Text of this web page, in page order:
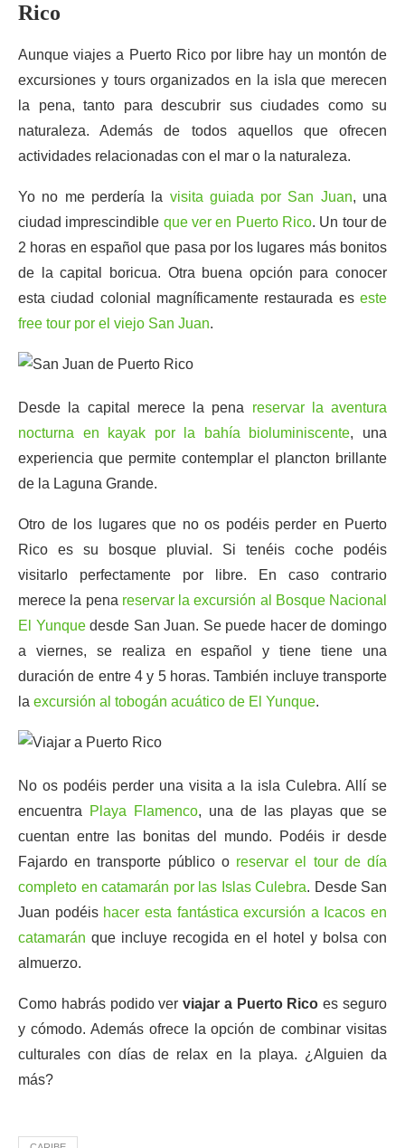
Rico
Aunque viajes a Puerto Rico por libre hay un montón de
excursiones y tours organizados en la isla que merecen
la pena, tanto para descubrir sus ciudades como su
naturaleza. Además de todos aquellos que ofrecen
actividades relacionadas con el mar o la naturaleza.
Yo no me perdería la visita guiada por San Juan, una
ciudad imprescindible que ver en Puerto Rico. Un tour de
2 horas en español que pasa por los lugares más bonitos
de la capital boricua. Otra buena opción para conocer
esta ciudad colonial magníficamente restaurada es este
free tour por el viejo San Juan.
Desde la capital merece la pena reservar la aventura
nocturna en kayak por la bahía bioluminiscente, una
experiencia que permite contemplar el plancton brillante
de la Laguna Grande.
Otro de los lugares que no os podéis perder en Puerto
Rico es su bosque pluvial. Si tenéis coche podéis
visitarlo perfectamente por libre. En caso contrario
merece la pena reservar la excursión al Bosque Nacional
El Yunquedesde San Juan. Se puede hacer de domingo
a viernes, se realiza en español y tiene tiene una
duración de entre 4 y 5 horas. También incluye transporte
la excursión al tobogán acuático de El Yunque.
No os podéis perder una visita a la isla Culebra. Allí se
encuentra
Playa Flamenco, una de las playas que se
cuentan entre las bonitas del mundo. Podéis ir desde
Fajardo en transporte público o reservar el tour de día
completo en catamarán por las Islas Culebra. Desde San
Juan podéis hacer esta fantástica excursión a Icacos en
catamarán que incluye recogida en el hotel y bolsa con
almuerzo.
Como habrás podido verviajar a Puerto Rico es seguro
y cómodo. Además ofrece la opción de combinar visitas
culturales con días de relax en la playa. ¿Alguien da
más?